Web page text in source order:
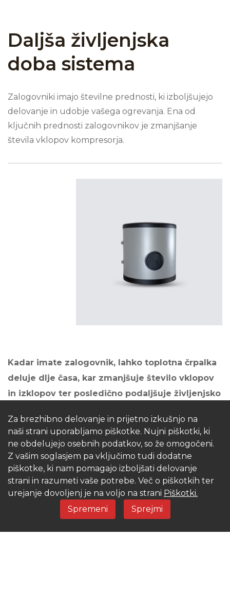
Daljša življenjska
doba sistema
Zalogovniki imajo številne prednosti, ki izboljšujejo
delovanje in udobje vašega ogrevanja. Ena od
ključnih prednosti zalogovnikov je zmanjšanje
števila vklopov kompresorja.
Kadar imate zalogovnik, lahko toplotna črpalka
deluje dlje časa, kar zmanjšuje število vklopov
in izklopov ter posledično podaljšuje življenjsko
enakomerno temperaturo ogrevalne vode v vašem
ogrevalnem sistemu. Posledično boste uživali v
večjem udobju v vaših prostorih, saj bo
temperatura ogrevalne vode enakomerno
razporejena po celem sistemu.
Pri toplotnih črpalkah zrak/voda zalogovniki služijo
Za brezhibno delovanje in prijetno izkušnjo na
naši strani uporabljamo piškotke. Nujni piškotki, ki
ne obdelujejo osebnih podatkov, so že omogočeni.
Z vašim soglasjem pa vključimo tudi dodatne
piškotke, ki nam pomagajo izboljšati delovanje
strani in razumeti vaše potrebe. Več o piškotkih ter
urejanje dovoljenj je na voljo na strani Piškotki.
Spremeni
Sprejmi